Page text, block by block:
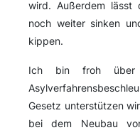
wird. Außerdem lässt
noch weiter sinken
kippen.
Ich bin froh über
Gesetz unterstützen
bei dem Neubau